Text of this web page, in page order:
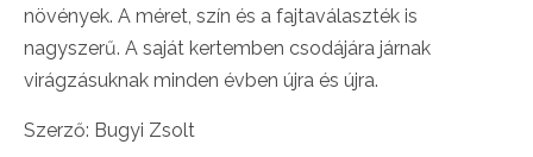
növények. A méret, szín és a fajtaválaszték is
nagyszerű. A saját kertemben csodájára járnak
virágzásuknak minden évben újra és újra.
Szerző: Bugyi Zsolt